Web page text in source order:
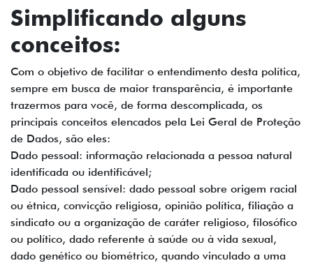
Simplificando alguns
conceitos:
Com o objetivo de facilitar o entendimento desta política,
sempre em busca de maior transparência, é importante
trazermos para você, de forma descomplicada, os
principais conceitos elencados pela Lei Geral de Proteção
de Dados, são eles:
Dado pessoal: informação relacionada a pessoa natural
identificada ou identificável;
Dado pessoal sensível: dado pessoal sobre origem racial
ou étnica, convicção religiosa, opinião política, filiação a
sindicato ou a organização de caráter religioso, filosófico
ou político, dado referente à saúde ou à vida sexual,
dado genético ou biométrico, quando vinculado a uma